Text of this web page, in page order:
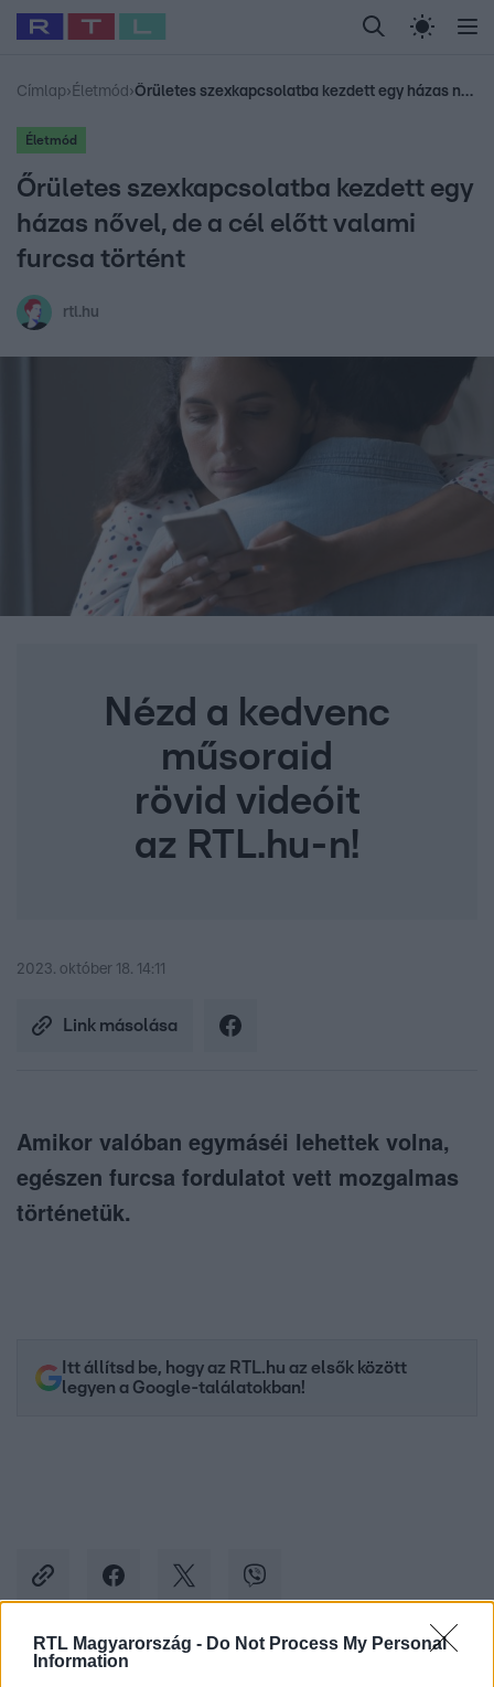
RTL Magyarország - Do Not Process My Personal
Information
Legfrissebb RTL Híradó Randi Celeb vagyok,
Babits Marcella Most Wanted Gallusz
Címlap› Életmód › Őrületes szexkapcsolatba kezdett egy házas nővel, de a cél előtt valami furcsa történt
Életmód
Őrületes szexkapcsolatba kezdett egy
házas nővel, de a cél előtt valami
furcsa történt
rtl.hu
Nézd a kedvenc
műsoraid
rövid videóit
az RTL.hu-n!
2023. október 18. 14:11
Link másolása
Amikor valóban egymáséi lehettek volna,
egészen furcsa fordulatot vett mozgalmas
történetük.
Itt állítsd be, hogy az RTL.hu az elsők között
legyen a Google-találatokban!